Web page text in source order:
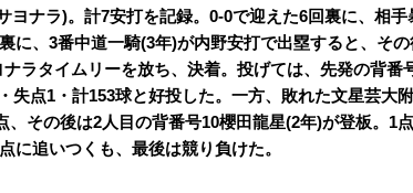
ヨナラ)。計7安打を記録。0-0で迎えた6回裏に、相手
に、3番中道一騎(3年)が内野安打で出塁すると、その
ラタイムリーを放ち、決着。投げては、先発の背番
失点1・計153球と好投した。一方、敗れた文星芸大附
その後は2人目の背番号10櫻田龍星(2年)が登板。1
に追いつくも、最後は競り負けた。